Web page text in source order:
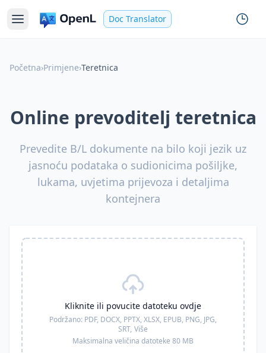
Doc Translator
Početna›Primjene›Teretnica
Online prevoditelj teretnica
Prevedite B/L dokumente na bilo koji jezik uz
jasnoću podataka o sudionicima pošiljke,
lukama, uvjetima prijevoza i detaljima
kontejnera
Kliknite ili povucite datoteku ovdje
Podržano: PDF, DOCX, PPTX, XLSX, EPUB, PNG, JPG,
SRT, Više
Maksimalna veličina datoteke 80 MB